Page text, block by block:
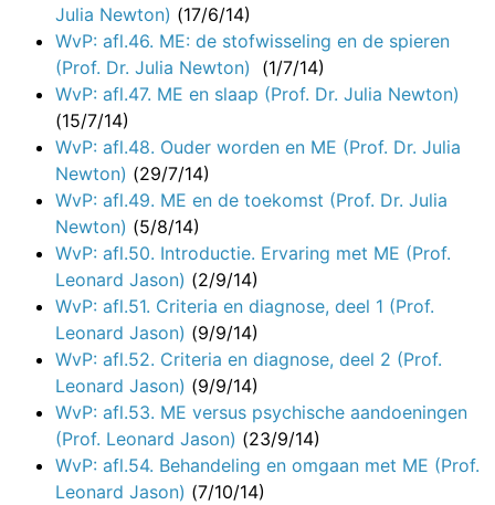
Julia Newton) (17/6/14)
WvP: afl.46. ME: de stofwisseling en de spieren
(Prof. Dr. Julia Newton) (1/7/14)
WvP: afl.47. ME en slaap (Prof. Dr. Julia Newton)
(15/7/14)
WvP: afl.48. Ouder worden en ME (Prof. Dr. Julia
Newton) (29/7/14)
WvP: afl.49. ME en de toekomst (Prof. Dr. Julia
Newton) (5/8/14)
WvP: afl.50. Introductie. Ervaring met ME (Prof.
Leonard Jason) (2/9/14)
WvP: afl.51. Criteria en diagnose, deel 1 (Prof.
Leonard Jason) (9/9/14)
WvP: afl.52. Criteria en diagnose, deel 2 (Prof.
Leonard Jason) (9/9/14)
WvP: afl.53. ME versus psychische aandoeningen
(Prof. Leonard Jason) (23/9/14)
WvP: afl.54. Behandeling en omgaan met ME (Prof.
Leonard Jason) (7/10/14)